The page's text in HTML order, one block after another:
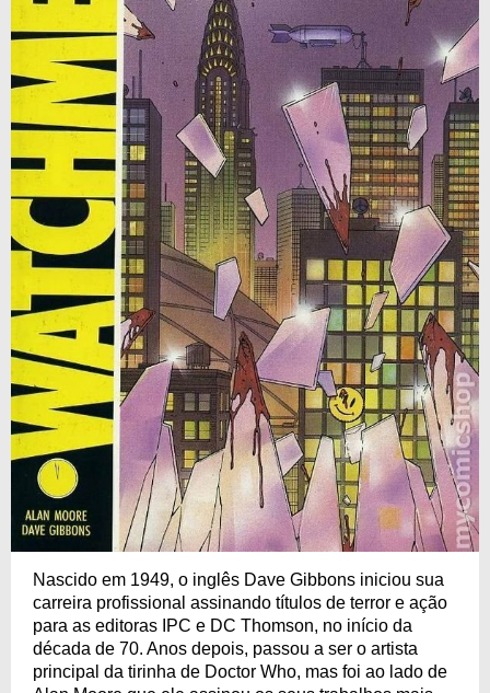
Nascido em 1949, o inglês Dave Gibbons iniciou sua
carreira profissional assinando títulos de terror e ação
para as editoras IPC e DC Thomson, no início da
década de 70. Anos depois, passou a ser o artista
principal da tirinha de Doctor Who, mas foi ao lado de